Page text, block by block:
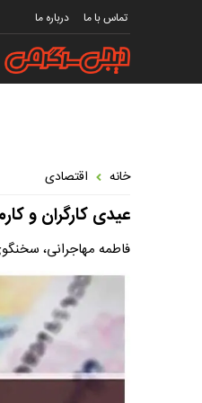
تماس با ما درباره ما
خانه اقتصادی
عیدی کارگران و کارمندان
فاطمه مهاجرانی،